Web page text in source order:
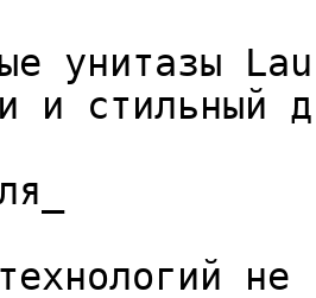
унитазы
и стильный